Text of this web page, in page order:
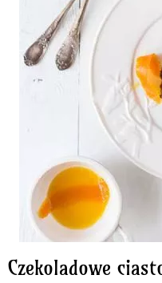
Czekoladowe